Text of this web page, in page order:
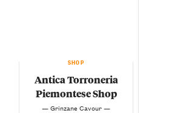
SHOP
Antica Torroneria
Piemontese Shop
— Grinzane Cavour —